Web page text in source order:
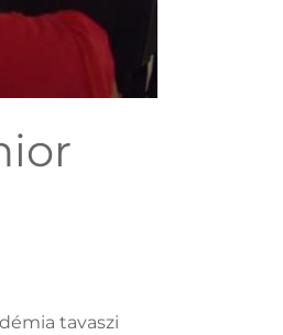
tavaszi